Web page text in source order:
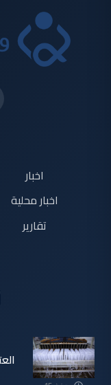
اخبار
اخبار محلية
تقارير